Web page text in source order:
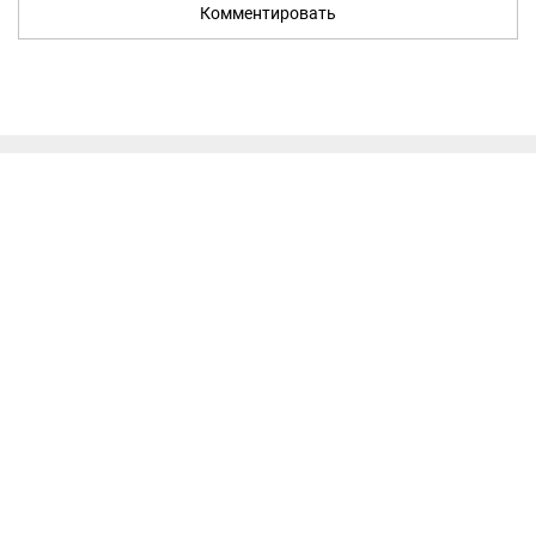
Комментировать